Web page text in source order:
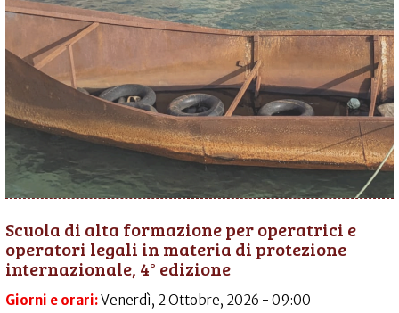
Scuola di alta formazione per operatrici e
operatori legali in materia di protezione
internazionale, 4° edizione
Giorni e orari:Venerdì, 2 Ottobre, 2026 - 09:00